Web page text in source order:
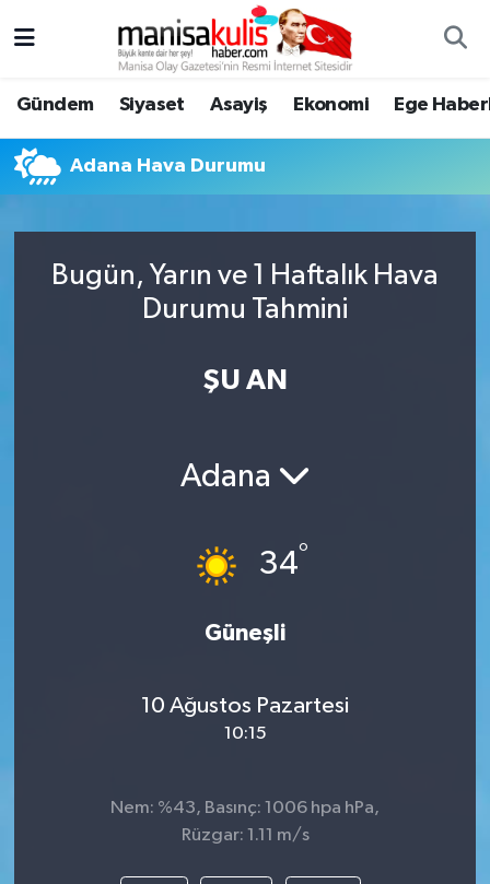
Gündem Siyaset Asayiş Ekonomi Ege
Adana Hava Durumu
Bugün, Yarın ve 1 Haftalık Hava
Durumu Tahmini
ŞU AN
Adana
34°
Güneşli
10 Ağustos Pazartesi
10:15
Nem: %43, Basınç: 1006 hpa hPa,
Rüzgar: 1.11 m/s
Ege Haberleri
Ekonomi
Yunusemre Hava Durumu
Yunusemre Trafik Yoğunluk Haritası
Tüm Manşetler